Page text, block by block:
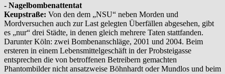
- Nagelbombenattentat
Keupstraße: Von den dem „NSU“ neben Morden und
Mordversuchen auch zur Last gelegten Überfällen abgesehen, gibt
es „nur“ drei Städte, in denen gleich mehrere Taten stattfanden.
Darunter Köln: zwei Bombenanschläge, 2001 und 2004. Beim
ersteren in einem Lebensmittelgeschäft in der Probsteigasse
entsprechen die von betroffenen Betreibern gemachten
Phantombilder nicht ansatzweise Böhnhardt oder Mundlos und beim